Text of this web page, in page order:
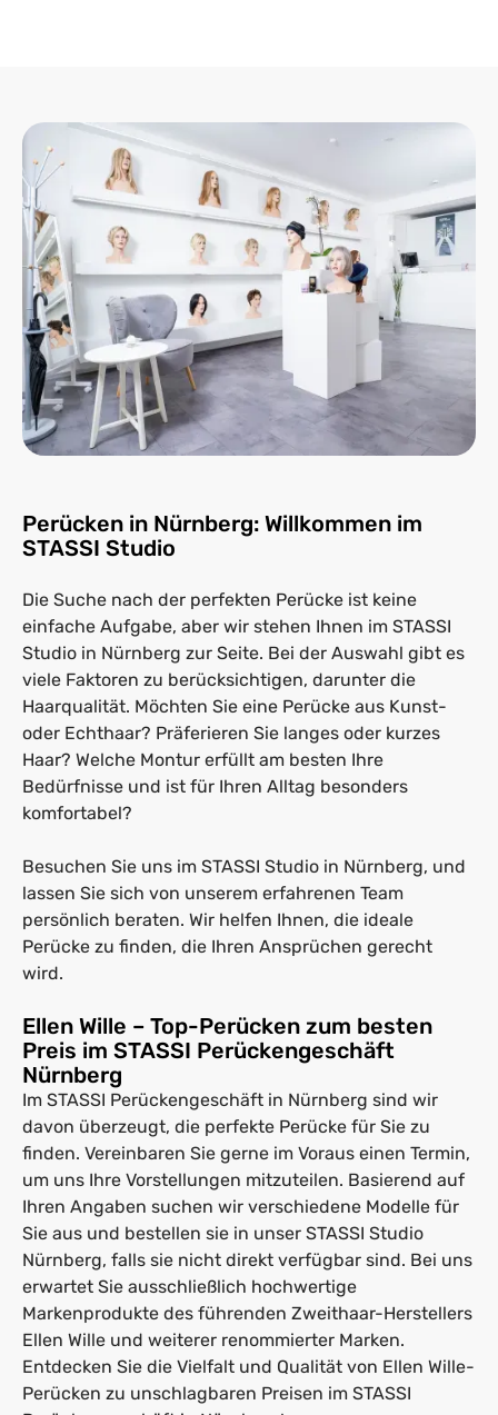
Perücken in Nürnberg: Willkommen im
STASSI Studio
Die Suche nach der perfekten Perücke ist keine
einfache Aufgabe, aber wir stehen Ihnen im STASSI
Studio in Nürnberg zur Seite. Bei der Auswahl gibt es
viele Faktoren zu berücksichtigen, darunter die
Haarqualität. Möchten Sie eine Perücke aus Kunst-
oder Echthaar? Präferieren Sie langes oder kurzes
Haar? Welche Montur erfüllt am besten Ihre
Bedürfnisse und ist für Ihren Alltag besonders
komfortabel?
Besuchen Sie uns im STASSI Studio in Nürnberg, und
lassen Sie sich von unserem erfahrenen Team
persönlich beraten. Wir helfen Ihnen, die ideale
Perücke zu finden, die Ihren Ansprüchen gerecht
wird.
Ellen Wille – Top-Perücken zum besten
Preis im STASSI Perückengeschäft
Nürnberg
Im STASSI Perückengeschäft in Nürnberg sind wir
davon überzeugt, die perfekte Perücke für Sie zu
finden. Vereinbaren Sie gerne im Voraus einen Termin,
um uns Ihre Vorstellungen mitzuteilen. Basierend auf
Ihren Angaben suchen wir verschiedene Modelle für
Sie aus und bestellen sie in unser STASSI Studio
Nürnberg, falls sie nicht direkt verfügbar sind. Bei uns
erwartet Sie ausschließlich hochwertige
Markenprodukte des führenden Zweithaar-Herstellers
Ellen Wille und weiterer renommierter Marken.
Entdecken Sie die Vielfalt und Qualität von Ellen Wille-
Perücken zu unschlagbaren Preisen im STASSI